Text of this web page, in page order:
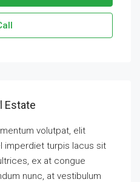
Estate
volutpat, elit
imperdiet turpis lacus sit
ex at congue
nunc, at vestibulum